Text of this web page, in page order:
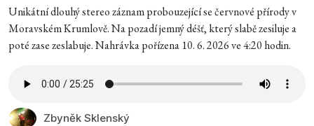
Unikátní dlouhý stereo záznam probouzející se červnové přírody v
Moravském Krumlově. Na pozadí jemný déšť, který slabě zesiluje a
poté zase zeslabuje. Nahrávka pořízena 10. 6. 2026 ve 4:20 hodin.
Zbyněk Sklenský